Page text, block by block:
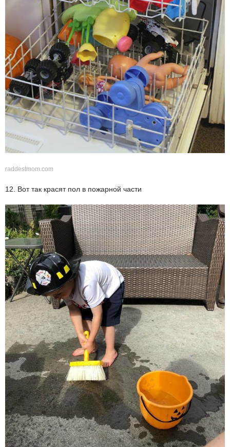
raddestmom.com
12. Вот так красят пол в пожарной части